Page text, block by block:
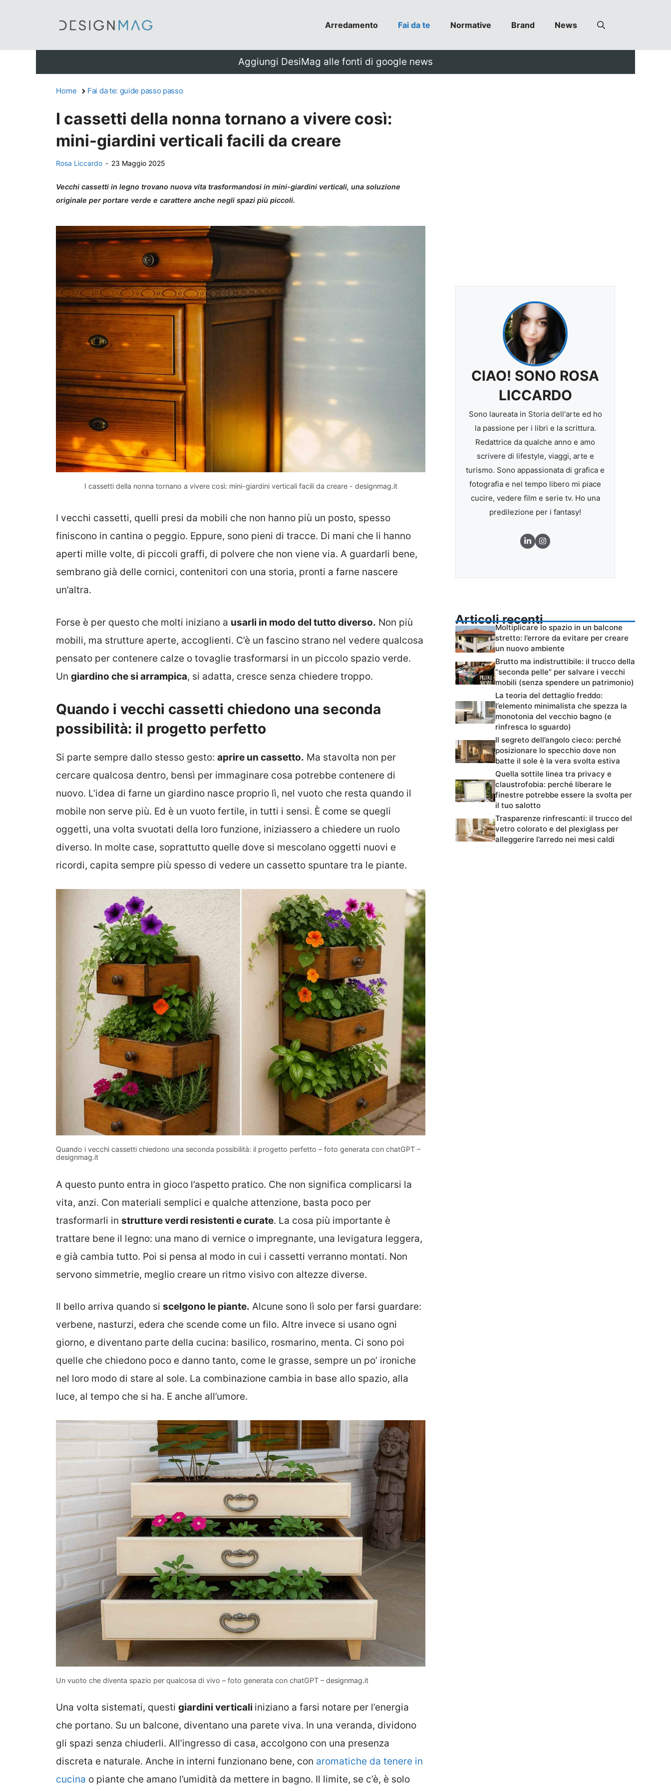
Arredamento Fai da te Normative Brand News
Aggiungi DesiMag alle fonti di google news
Home Fai da te: guide passo passo
I cassetti della nonna tornano a vivere così:
mini-giardini verticali facili da creare
Rosa Liccardo - 23 Maggio 2025
Vecchi cassetti in legno trovano nuova vita trasformandosi in mini-giardini verticali, una soluzione
originale per portare verde e carattere anche negli spazi più piccoli.
I cassetti della nonna tornano a vivere così: mini-giardini verticali facili da creare - designmag.it
I vecchi cassetti, quelli presi da mobili che non hanno più un posto, spesso
finiscono in cantina o peggio. Eppure, sono pieni di tracce. Di mani che li hanno
aperti mille volte, di piccoli graffi, di polvere che non viene via. A guardarli bene,
sembrano già delle cornici, contenitori con una storia, pronti a farne nascere
un’altra.
Forse è per questo che molti iniziano a usarli in modo del tutto diverso. Non più
mobili, ma strutture aperte, accoglienti. C’è un fascino strano nel vedere qualcosa
pensato per contenere calze o tovaglie trasformarsi in un piccolo spazio verde.
Un giardino che si arrampica, si adatta, cresce senza chiedere troppo.
Quando i vecchi cassetti chiedono una seconda
possibilità: il progetto perfetto
Si parte sempre dallo stesso gesto: aprire un cassetto. Ma stavolta non per
cercare qualcosa dentro, bensì per immaginare cosa potrebbe contenere di
nuovo. L’idea di farne un giardino nasce proprio lì, nel vuoto che resta quando il
mobile non serve più. Ed è un vuoto fertile, in tutti i sensi. È come se quegli
oggetti, una volta svuotati della loro funzione, iniziassero a chiedere un ruolo
diverso. In molte case, soprattutto quelle dove si mescolano oggetti nuovi e
ricordi, capita sempre più spesso di vedere un cassetto spuntare tra le piante.
Quando i vecchi cassetti chiedono una seconda possibilità: il progetto perfetto – foto generata con chatGPT –
designmag.it
A questo punto entra in gioco l’aspetto pratico. Che non significa complicarsi la
vita, anzi. Con materiali semplici e qualche attenzione, basta poco per
trasformarli in strutture verdi resistenti e curate. La cosa più importante è
trattare bene il legno: una mano di vernice o impregnante, una levigatura leggera,
e già cambia tutto. Poi si pensa al modo in cui i cassetti verranno montati. Non
servono simmetrie, meglio creare un ritmo visivo con altezze diverse.
Il bello arriva quando si scelgono le piante. Alcune sono lì solo per farsi guardare:
verbene, nasturzi, edera che scende come un filo. Altre invece si usano ogni
giorno, e diventano parte della cucina: basilico, rosmarino, menta. Ci sono poi
quelle che chiedono poco e danno tanto, come le grasse, sempre un po’ ironiche
nel loro modo di stare al sole. La combinazione cambia in base allo spazio, alla
luce, al tempo che si ha. E anche all’umore.
Un vuoto che diventa spazio per qualcosa di vivo – foto generata con chatGPT – designmag.it
Una volta sistemati, questi giardini verticali iniziano a farsi notare per l’energia
che portano. Su un balcone, diventano una parete viva. In una veranda, dividono
gli spazi senza chiuderli. All’ingresso di casa, accolgono con una presenza
discreta e naturale. Anche in interni funzionano bene, con aromatiche da tenere in
cucina o piante che amano l’umidità da mettere in bagno. Il limite, se c’è, è solo
CIAO! SONO ROSA
LICCARDO
Sono laureata in Storia dell'arte ed ho
la passione per i libri e la scrittura.
Redattrice da qualche anno e amo
scrivere di lifestyle, viaggi, arte e
turismo. Sono appassionata di grafica e
fotografia e nel tempo libero mi piace
cucire, vedere film e serie tv. Ho una
predilezione per i fantasy!
Articoli recenti
Moltiplicare lo spazio in un balcone
stretto: l’errore da evitare per creare
un nuovo ambiente
Brutto ma indistruttibile: il trucco della
“seconda pelle” per salvare i vecchi
mobili (senza spendere un patrimonio)
La teoria del dettaglio freddo:
l’elemento minimalista che spezza la
monotonia del vecchio bagno (e
rinfresca lo sguardo)
Il segreto dell’angolo cieco: perché
posizionare lo specchio dove non
batte il sole è la vera svolta estiva
Quella sottile linea tra privacy e
claustrofobia: perché liberare le
finestre potrebbe essere la svolta per
il tuo salotto
Trasparenze rinfrescanti: il trucco del
vetro colorato e del plexiglass per
alleggerire l’arredo nei mesi caldi